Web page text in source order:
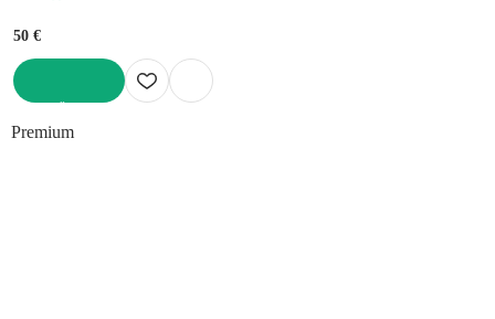
50 €
Premium